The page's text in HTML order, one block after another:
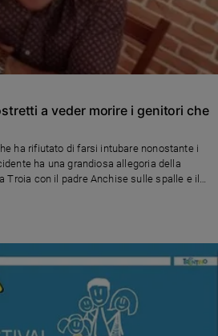
a veder morire i genitori che
ha rifiutato di farsi intubare nonostante i
ha una grandiosa allegoria della
Troia con il padre Anchise sulle spalle e il
pandemia sta capovolgendo anche questo